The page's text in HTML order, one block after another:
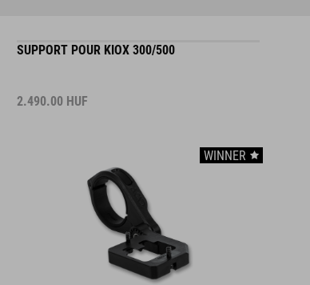
SUPPORT POUR KIOX 300/500
2.490.00 HUF
WINNER